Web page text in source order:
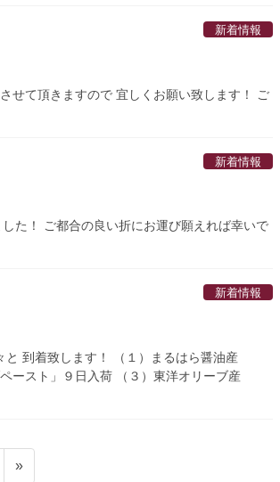
新着情報
せて頂きますので 宜しくお願い致します！ ご
新着情報
た！ ご都合の良い折にお運び願えれば幸いで
新着情報
と 到着致します！ （１）まるはら醤油産
ースト」９日入荷 （３）東洋オリーブ産
»